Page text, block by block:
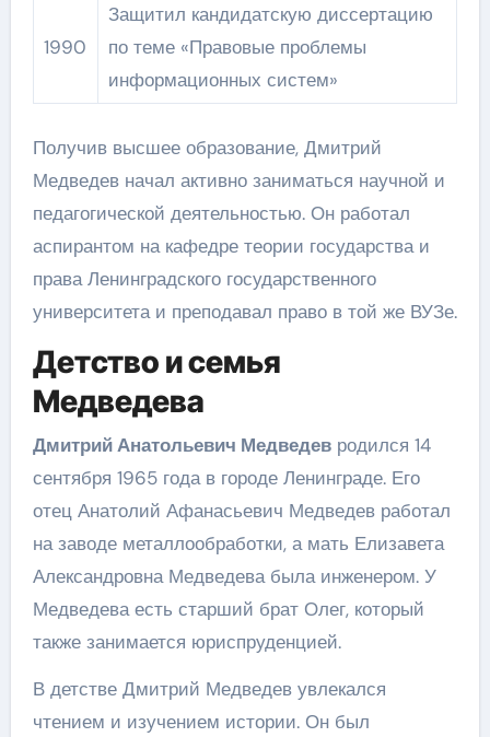
1990
Защитил кандидатскую диссертацию
по теме «Правовые проблемы
информационных систем»
Получив высшее образование, Дмитрий
Медведев начал активно заниматься научной и
педагогической деятельностью. Он работал
аспирантом на кафедре теории государства и
права Ленинградского государственного
университета и преподавал право в той же ВУЗе.
Детство и семья
Медведева
Дмитрий Анатольевич Медведевродился 14
сентября 1965 года в городе Ленинграде. Его
отец Анатолий Афанасьевич Медведев работал
на заводе металлообработки, а мать Елизавета
Александровна Медведева была инженером. У
Медведева есть старший брат Олег, который
также занимается юриспруденцией.
В детстве Дмитрий Медведев увлекался
чтением и изучением истории. Он был